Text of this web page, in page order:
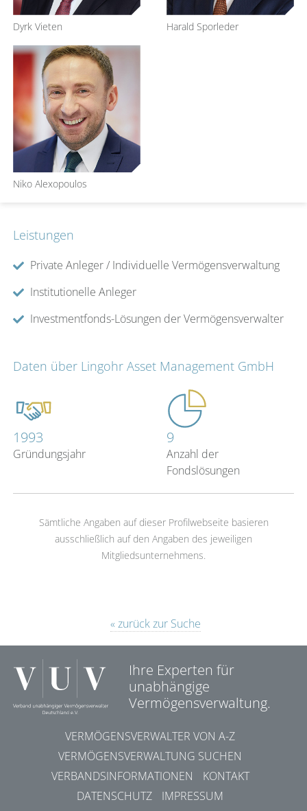
Dyrk Vieten Harald Sporleder
Niko Alexopoulos
Leistungen
Private Anleger / Individuelle Vermögensverwaltung
Institutionelle Anleger
Investmentfonds-Lösungen der Vermögensverwalter
Daten über Lingohr Asset Management GmbH
1993
Gründungsjahr
9
Anzahl der
Fondslösungen
Sämtliche Angaben auf dieser Profilwebseite basieren
ausschließlich auf den Angaben des jeweiligen
Mitgliedsunternehmens.
« zurück zur Suche
Ihre Experten für
unabhängige
Vermögensverwaltung.
VERMÖGENSVERWALTER VON A-Z
VERMÖGENSVERWALTUNG SUCHEN
VERBANDSINFORMATIONEN
KONTAKT
DATENSCHUTZ
IMPRESSUM